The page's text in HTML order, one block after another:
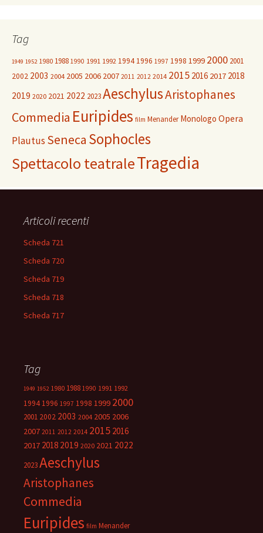
Tag
1949 1952 1980 1988 1990 1991 1992 19941996 1997 1998 1999 2000 2001
2002 2003 2004 2005 2006 2007 2011 2012 2014 2015 2016 2017 2018
2019 2020 2021 2022 2023AeschylusAristophanes
Commedia Euripides film Menander Monologo Opera
PlautusSeneca Sophocles
Spettacolo teatraleTragedia
Articoli recenti
Scheda 721
Scheda 720
Scheda 719
Scheda 718
Scheda 717
Tag
1949 1952 1980 1988 1990 1991 1992
1994 1996 1997 1998 1999 2000
2001 2002 2003 2004 2005 2006
2007 2011 2012 2014 2015 2016
2017 2018 2019 2020 2021 2022
2023Aeschylus
Aristophanes
Commedia
Euripides film Menander